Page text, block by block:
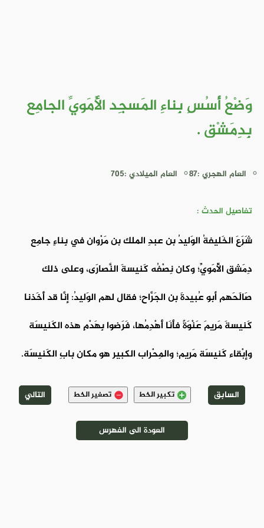
وَضْعُ أُسُسِ بِناءِ المَسجِد الأُمَويِّ الجامِع
بِدِمَشْق .
العام الهجري :87 العام الميلادي :705
تفاصيل الحدث :
شَرَعَ الخَليفةُ الوَليدُ بن عبدِ الملك بن مَرْوان في بِناءِ جامِع
دِمَشق الأُمَويِّ؛ وكان نِصْفُه كَنيسةَ النَّصارَى، وعلى ذلك
صَالَحَهم أبو عُبيدةَ بن الجَرَّاح؛ فقال لهم الوَليدُ: إنَّا قد أَخَذنا
كَنيسةَ مَريمَ عَنْوَةً فأَنَا أَهْدِمُها، فَرَضوا بِهَدْمِ هذه الكَنيسَة
وإبْقاء كَنيسَة مَريم؛ والمِحْراب الكبير هو مكان بابِ الكَنيسَة.
السابق تكبير الخط تصغير الخط التالي
العودة الى الفهرس